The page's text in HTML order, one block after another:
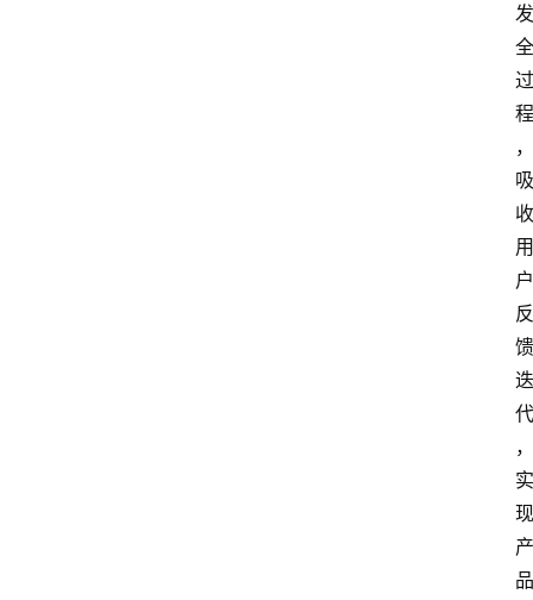
发
全
过
程
，
吸
收
用
户
反
馈
迭
代
，
实
现
产
品